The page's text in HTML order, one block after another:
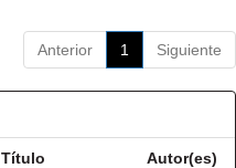
Anterior 1 Siguiente
Título Autor(es)